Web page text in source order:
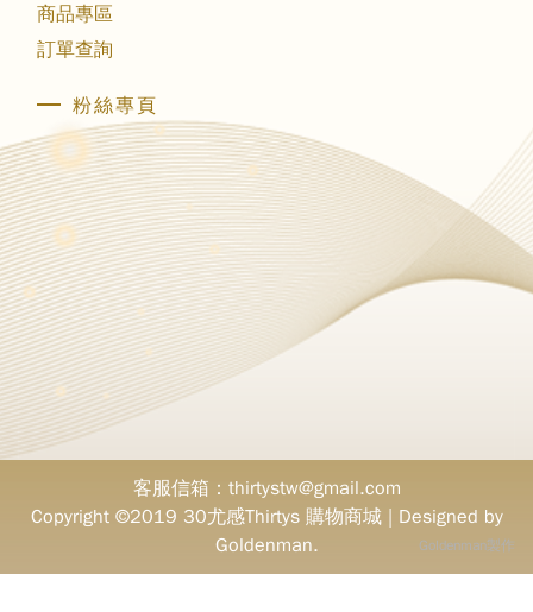
商品專區
訂單查詢
粉絲專頁
客服信箱：thirtystw@gmail.com
Copyright ©2019 30尤感Thirtys 購物商城| Designed by
Goldenman.
Goldenman製作